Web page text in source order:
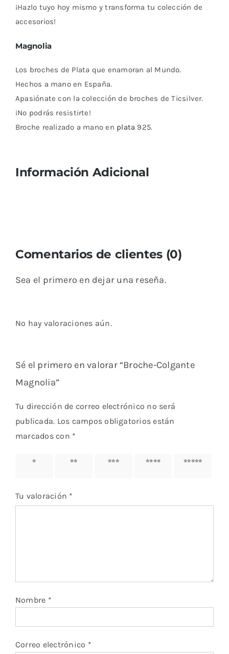
¡Hazlo tuyo hoy mismo y transforma tu colección de
accesorios!
Magnolia
Los broches de Plata que enamoran al Mundo.
Hechos a mano en España.
Apasiónate con la colección de broches de Ticsilver.
¡No podrás resistirte!
Broche realizado a mano en plata 925.
Información Adicional
Comentarios de clientes (0)
Sea el primero en dejar una reseña.
No hay valoraciones aún.
Sé el primero en valorar “Broche-Colgante
Magnolia”
Tu dirección de correo electrónico no será
publicada. Los campos obligatorios están
marcados con *
1 de 5
2 de 5
3 de 5
4 de 5
5 de 5
Tu valoración *
Nombre *
Correo electrónico *